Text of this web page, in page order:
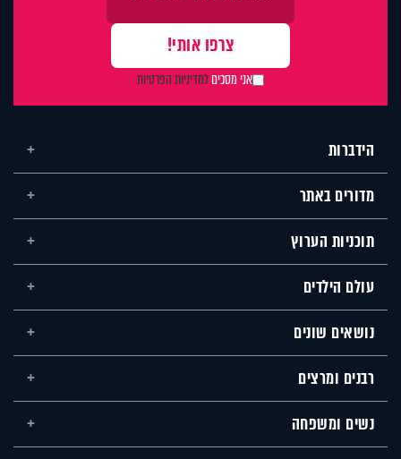
אני מסכיםלמדיניות הפרטיות
הידברות
מדורים באתר
תוכניות הערוץ
עולם הילדים
נושאים שונים
רבנים ומרצים
נשים ומשפחה